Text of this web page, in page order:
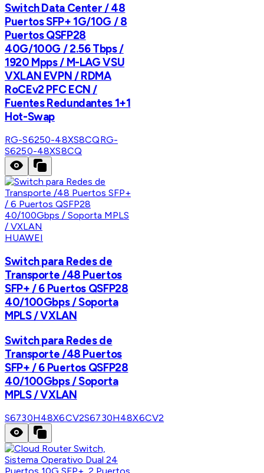
Switch Data Center / 48
Puertos SFP+ 1G/10G / 8
Puertos QSFP28
40G/100G / 2.56 Tbps /
1920 Mpps / M-LAG VSU
VXLAN EVPN / RDMA
RoCEv2 PFC ECN /
Fuentes Redundantes 1+1
Hot-Swap
RG-S6250-48XS8CQRG-
S6250-48XS8CQ
HUAWEI
Switch para Redes de
Transporte /48 Puertos
SFP+ / 6 Puertos QSFP28
40/100Gbps / Soporta
MPLS / VXLAN
Switch para Redes de
Transporte /48 Puertos
SFP+ / 6 Puertos QSFP28
40/100Gbps / Soporta
MPLS / VXLAN
S6730H48X6CV2S6730H48X6CV2